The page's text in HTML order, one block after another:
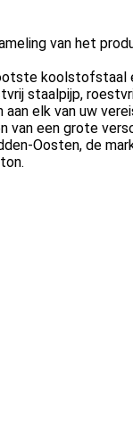
van het
staalpijp,
elk van uw
van een grote
Oosten, de